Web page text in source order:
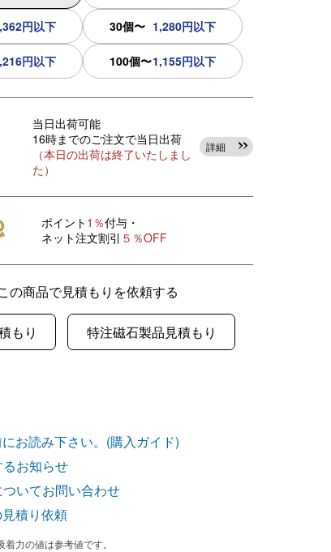
円以下 30個〜 1,280円以下
円以下 100個〜1,155円以下
当日出荷可能
16時までのご注文で当日出荷
（本日の出荷は終了いたしまし
た）
詳細
ポイント 1％付与・
ネット注文割引 ５％OFF
の商品で見積もりを依頼する
もり 特注磁石製品見積もり
お読み下さい。(購入ガイド)
お知らせ
いてお問い合わせ
積り依頼
力の値は参考値です。